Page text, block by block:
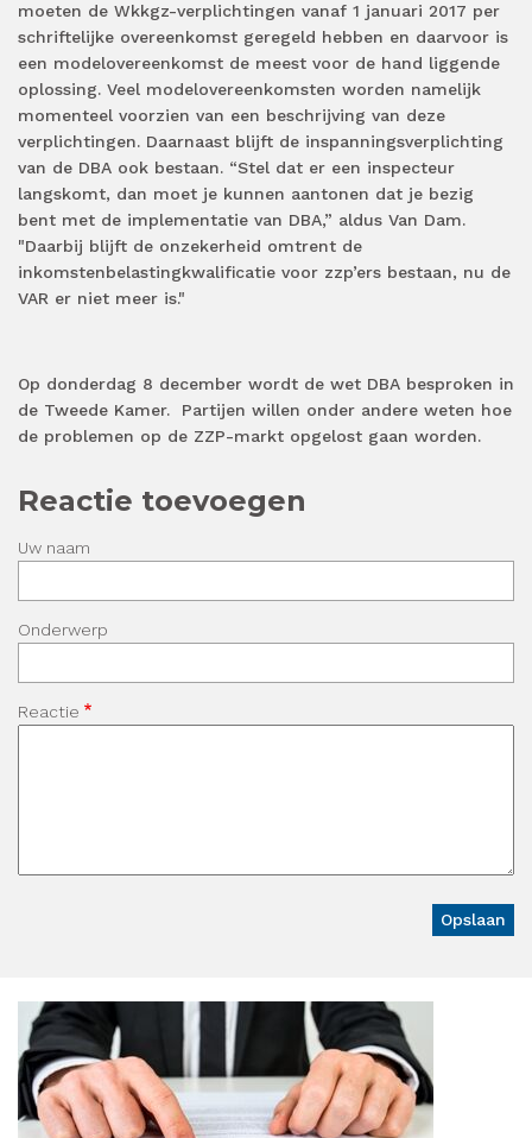
moeten de Wkkgz-verplichtingen vanaf 1 januari 2017 per
schriftelijke overeenkomst geregeld hebben en daarvoor is
een modelovereenkomst de meest voor de hand liggende
oplossing. Veel modelovereenkomsten worden namelijk
momenteel voorzien van een beschrijving van deze
verplichtingen. Daarnaast blijft de inspanningsverplichting
van de DBA ook bestaan. “Stel dat er een inspecteur
langskomt, dan moet je kunnen aantonen dat je bezig
bent met de implementatie van DBA,” aldus Van Dam.
"Daarbij blijft de onzekerheid omtrent de
inkomstenbelastingkwalificatie voor zzp’ers bestaan, nu de
VAR er niet meer is."
Op donderdag 8 december wordt de wet DBA besproken in
de Tweede Kamer. Partijen willen onder andere weten hoe
de problemen op de ZZP-markt opgelost gaan worden.
Reactie toevoegen
Uw naam
Onderwerp
Reactie